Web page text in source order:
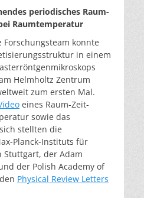
periodisches Raum-
Raumtemperatur
konnte
in einem
Helmholtz Zentrum
zum ersten Mal.
eines Raum-Zeit-
sowie das
stellten die
Planck-Instituts für
Stuttgart, der Adam
der Polish Academy of
Physical Review Letters